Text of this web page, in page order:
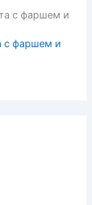
с фаршем и